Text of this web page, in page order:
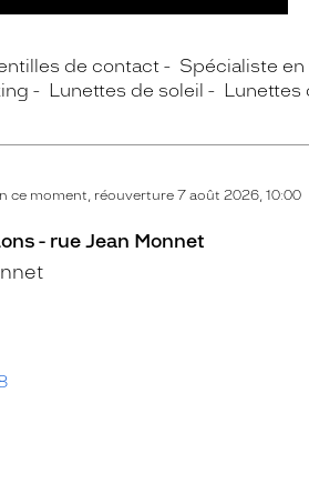
de contact Spécialiste
Lunettes de soleil Lunettes
ce moment, réouverture 7 août 2026, 10:00
- rue Jean Monnet